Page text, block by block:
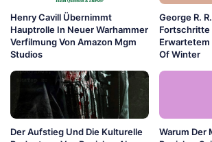
Henry Cavill Übernimmt
Hauptrolle In Neuer Warhammer
Verfilmung Von Amazon Mgm
Studios
George R.
Fortschritte
Erwartetem
Of Winter
Der Aufstieg Und Die Kulturelle
Warum Der